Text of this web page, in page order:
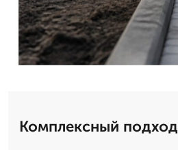
Комплексный подход